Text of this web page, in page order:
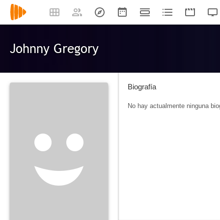
Johnny Gregory
Biografía
No hay actualmente ninguna